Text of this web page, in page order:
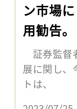
ン市場
用勧告
証券監督
展に関し
トは、